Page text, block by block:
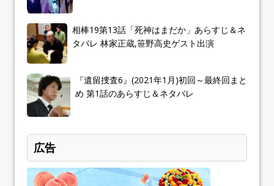
相棒19第13話「死神はまだか」あらすじ＆ネ
タバレ 林家正蔵,笹野高史ゲスト出演
『遺留捜査6』(2021年1月)初回～最終回まと
め 第1話のあらすじ＆ネタバレ
広告